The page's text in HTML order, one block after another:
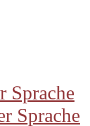
Sprache
Sprache